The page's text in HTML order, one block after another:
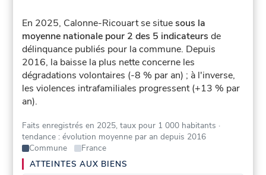
En 2025, Calonne-Ricouart se situesous la
moyenne nationale pour 2 des 5 indicateurs de
délinquance publiés pour la commune. Depuis
2016, la baisse la plus nette concerne les
dégradations volontaires (-8 % par an) ; à l'inverse,
les violences intrafamiliales progressent (+13 % par
an).
Faits enregistrés en 2025, taux pour 1 000 habitants ·
tendance : évolution moyenne par an depuis 2016
Commune
France
ATTEINTES AUX BIENS